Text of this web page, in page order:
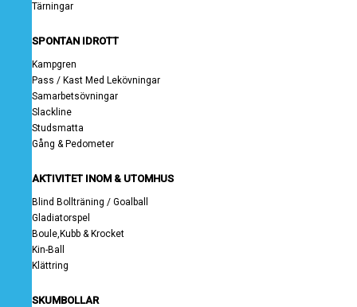
Tärningar
SPONTAN IDROTT
Kampgren
Pass / Kast Med Lekövningar
Samarbetsövningar
Slackline
Studsmatta
Gång & Pedometer
AKTIVITET INOM & UTOMHUS
Blind Bollträning / Goalball
Gladiatorspel
Boule,Kubb & Krocket
Kin-Ball
Klättring
SKUMBOLLAR